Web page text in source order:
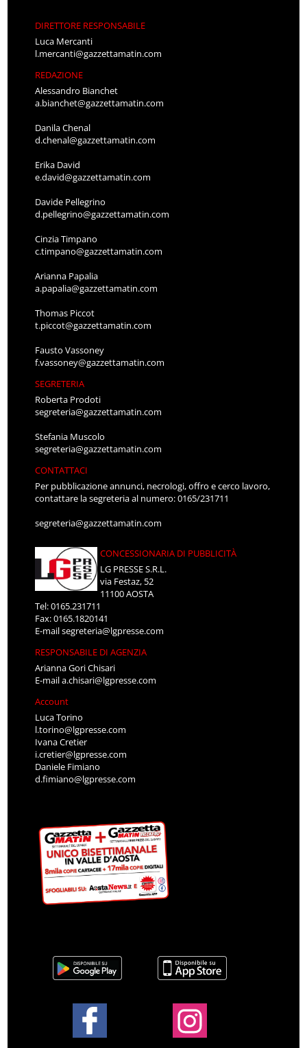
DIRETTORE RESPONSABILE
Luca Mercanti
l.mercanti@gazzettamatin.com
REDAZIONE
Alessandro Bianchet
a.bianchet@gazzettamatin.com
Danila Chenal
d.chenal@gazzettamatin.com
Erika David
e.david@gazzettamatin.com
Davide Pellegrino
d.pellegrino@gazzettamatin.com
Cinzia Timpano
c.timpano@gazzettamatin.com
Arianna Papalia
a.papalia@gazzettamatin.com
Thomas Piccot
t.piccot@gazzettamatin.com
Fausto Vassoney
f.vassoney@gazzettamatin.com
SEGRETERIA
Roberta Prodoti
segreteria@gazzettamatin.com
Stefania Muscolo
segreteria@gazzettamatin.com
CONTATTACI
Per pubblicazione annunci, necrologi, offro e cerco lavoro,
contattare la segreteria al numero: 0165/231711
segreteria@gazzettamatin.com
CONCESSIONARIA DI PUBBLICITÀ
LG PRESSE S.R.L.
via Festaz, 52
11100 AOSTA
Tel: 0165.231711
Fax: 0165.1820141
E-mailsegreteria@lgpresse.com
RESPONSABILE DI AGENZIA
Arianna Gori Chisari
E-maila.chisari@lgpresse.com
Account
Luca Torino
l.torino@lgpresse.com
Ivana Cretier
i.cretier@lgpresse.com
Daniele Fimiano
d.fimiano@lgpresse.com